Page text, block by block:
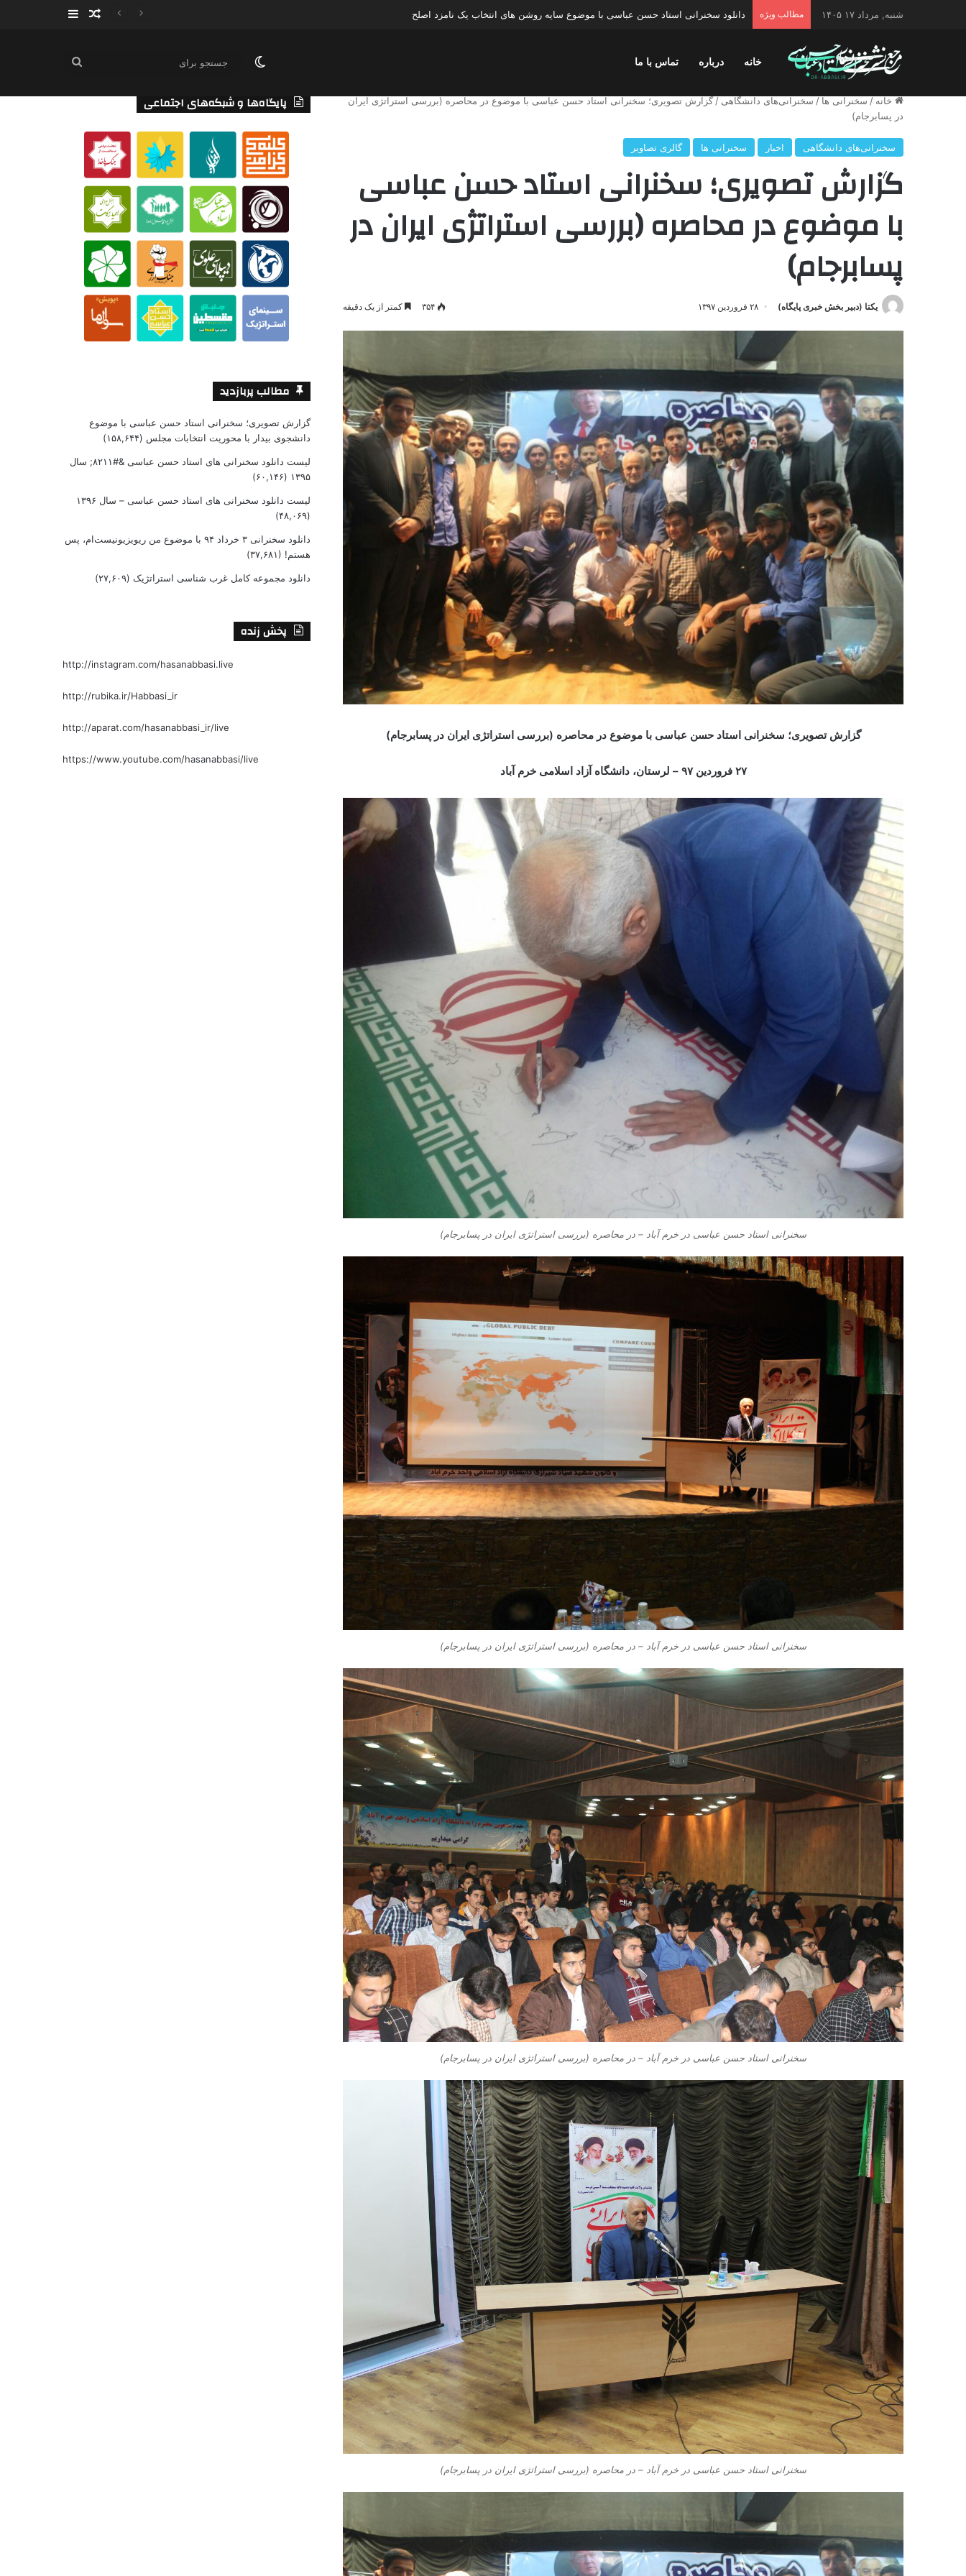
شنبه, مرداد ۱۷ ۱۴۰۵ مطالب ویژه دانلود سخنرانی استاد حسن عباسی با موضوع چهار انتخاب ۱۴۰۰ نوشته تصادفی
سایدبار
خانه درباره تماس با ما تغییر پوسته
جستجو
خانه / سخنرانی ها / سخنرانی‌های دانشگاهی / گزارش تصویری؛ سخنرانی استاد حسن عباسی با موضوع در محاصره (بررسی استراتژی ایران
در پسابرجام)
سخنرانی‌های دانشگاهی اخبار سخنرانی ها گالری تصاویر
گزارش تصویری؛ سخنرانی استاد حسن عباسی
با موضوع در محاصره (بررسی استراتژی ایران در
پسابرجام)
یکتا (دبیر بخش خبری پایگاه) ۲۸ فروردین ۱۳۹۷ ۳۵۴ کمتر از یک دقیقه
گزارش تصویری؛ سخنرانی استاد حسن عباسی با موضوع در محاصره (بررسی استراتژی ایران در پسابرجام)
۲۷ فروردین ۹۷ – لرستان، دانشگاه آزاد اسلامی خرم آباد
سخنرانی استاد حسن عباسی در خرم آباد – در محاصره (بررسی استراتژی ایران در پسابرجام)
سخنرانی استاد حسن عباسی در خرم آباد – در محاصره (بررسی استراتژی ایران در پسابرجام)
سخنرانی استاد حسن عباسی در خرم آباد – در محاصره (بررسی استراتژی ایران در پسابرجام)
سخنرانی استاد حسن عباسی در خرم آباد – در محاصره (بررسی استراتژی ایران در پسابرجام)
پایگاه‌ها و شبکه‌های اجتماعی
مطالب پربازدید
گزارش تصویری؛ سخنرانی استاد حسن عباسی با موضوع
دانشجوی بیدار با محوریت انتخابات مجلس (۱۵۸,۶۴۴)
لیست دانلود سخنرانی های استاد حسن عباسی &#۸۲۱۱; سال
۱۳۹۵ (۶۰,۱۴۶)
لیست دانلود سخنرانی های استاد حسن عباسی – سال ۱۳۹۶
(۴۸,۰۶۹)
دانلود سخنرانی ۳ خرداد ۹۴ با موضوع من ریویزیونیست‌ام، پس
هستم! (۳۷,۶۸۱)
دانلود مجموعه کامل غرب شناسی استراتژیک (۲۷,۶۰۹)
پخش زنده
http://instagram.com/hasanabbasi.live
http://rubika.ir/Habbasi_ir
http://aparat.com/hasanabbasi_ir/live
https://www.youtube.com/hasanabbasi/live